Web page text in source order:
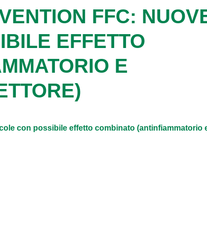
FFC:
EFFETTO
E
con possibile effetto combinato (antinfiammatorio